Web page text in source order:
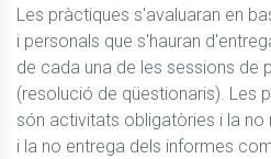
Les pràctiques s'avaluaran en
i personals que s'hauran
de cada una de les sessions de
(resolució de qüestionaris). Les
són activitats obligatòries i la
i la no entrega dels informes